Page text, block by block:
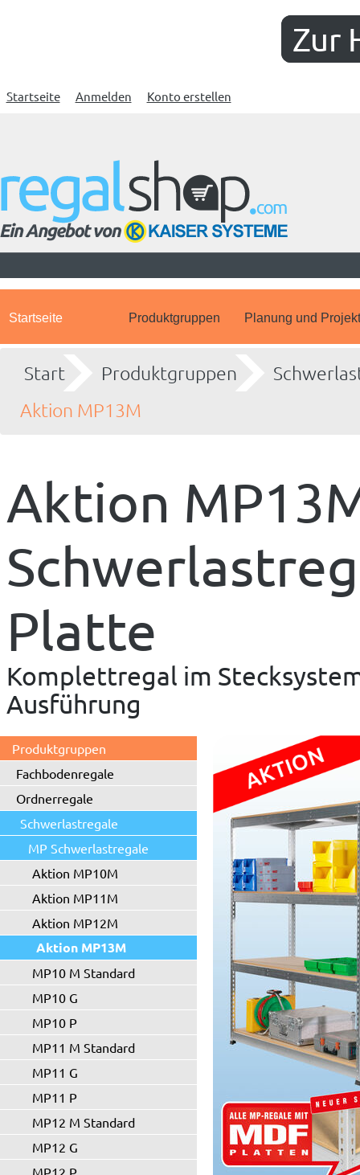
Zur
Startseite Anmelden Konto erstellen
Startseite Produktgruppen Planung und
Start Produktgruppen
Aktion MP13M
Aktion
Platte
Komplettregal im
Ausführung
Produktgruppen
Fachbodenregale
Ordnerregale
Schwerlastregale
MP Schwerlastregale
Aktion MP10M
Aktion MP11M
Aktion MP12M
Aktion MP13M
MP10 M Standard
MP10 G
MP10 P
MP11 M Standard
MP11 G
MP11 P
MP12 M Standard
MP12 G
MP12 P